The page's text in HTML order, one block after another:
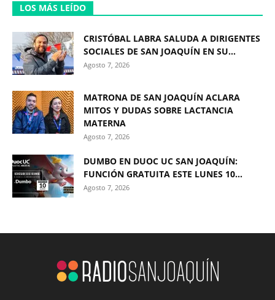
LOS MÁS LEÍDO
CRISTÓBAL LABRA SALUDA A DIRIGENTES
SOCIALES DE SAN JOAQUÍN EN SU...
Agosto 7, 2026
MATRONA DE SAN JOAQUÍN ACLARA
MITOS Y DUDAS SOBRE LACTANCIA
MATERNA
Agosto 7, 2026
DUMBO EN DUOC UC SAN JOAQUÍN:
FUNCIÓN GRATUITA ESTE LUNES 10...
Agosto 7, 2026